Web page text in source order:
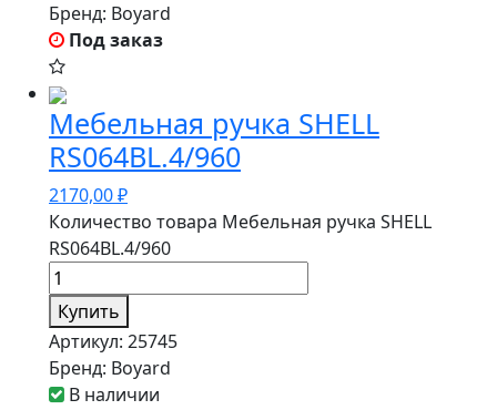
Бренд: Boyard
Под заказ
Мебельная ручка SHELL
RS064BL.4/960
2170,00₽
Количество товара Мебельная ручка SHELL
RS064BL.4/960
Купить
Артикул: 25745
Бренд: Boyard
В наличии